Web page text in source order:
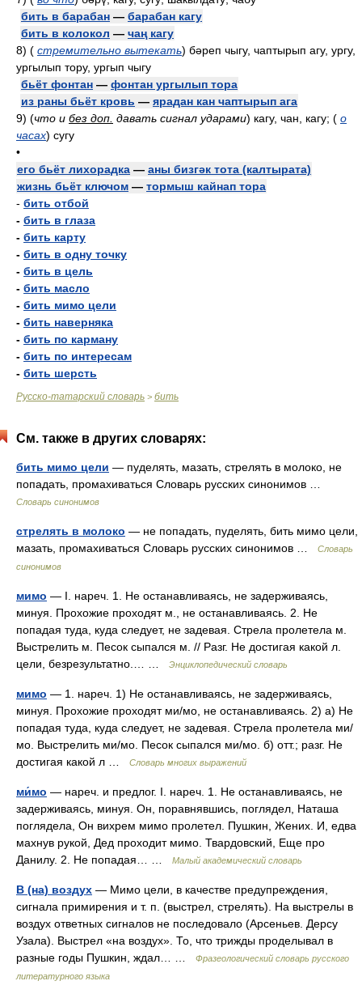
бить в барабан — барабан кагу
бить в колокол — чаң кагу
8) ( стремительно вытекать) бәреп чыгу, чаптырып агу, ургу,
ургылып тору, ургып чыгу
бьёт фонтан — фонтан ургылып тора
из раны бьёт кровь — ярадан кан чаптырып ага
9) (что и без доп. давать сигнал ударами) кагу, чан, кагу; ( о
часах) сугу
•
его бьёт лихорадка — аны бизгәк тота (калтырата)
жизнь бьёт ключом — тормыш кайнап тора
- бить отбой
- бить в глаза
- бить карту
- бить в одну точку
- бить в цель
- бить масло
- бить мимо цели
- бить наверняка
- бить по карману
- бить по интересам
- бить шерсть
Русско-татарский словарь > бить
См. также в других словарях:
бить мимо цели — пуделять, мазать, стрелять в молоко, не
попадать, промахиваться Словарь русских синонимов …
Словарь синонимов
стрелять в молоко — не попадать, пуделять, бить мимо цели,
мазать, промахиваться Словарь русских синонимов …
Словарь
синонимов
мимо — I. нареч. 1. Не останавливаясь, не задерживаясь,
минуя. Прохожие проходят м., не останавливаясь. 2. Не
попадая туда, куда следует, не задевая. Стрела пролетела м.
Выстрелить м. Песок сыпался м. // Разг. Не достигая какой л.
цели, безрезультатно.… …
Энциклопедический словарь
мимо — 1. нареч. 1) Не останавливаясь, не задерживаясь,
минуя. Прохожие проходят ми/мо, не останавливаясь. 2) а) Не
попадая туда, куда следует, не задевая. Стрела пролетела ми/
мо. Выстрелить ми/мо. Песок сыпался ми/мо. б) отт.; разг. Не
достигая какой л …
Словарь многих выражений
ми́мо — нареч. и предлог. I. нареч. 1. Не останавливаясь, не
задерживаясь, минуя. Он, поравнявшись, поглядел, Наташа
поглядела, Он вихрем мимо пролетел. Пушкин, Жених. И, едва
махнув рукой, Дед проходит мимо. Твардовский, Еще про
Данилу. 2. Не попадая… …
Малый академический словарь
В (на) воздух — Мимо цели, в качестве предупреждения,
сигнала примирения и т. п. (выстрел, стрелять). На выстрелы в
воздух ответных сигналов не последовало (Арсеньев. Дерсу
Узала). Выстрел «на воздух». То, что трижды проделывал в
разные годы Пушкин, ждал… …
Фразеологический словарь русского
литературного языка